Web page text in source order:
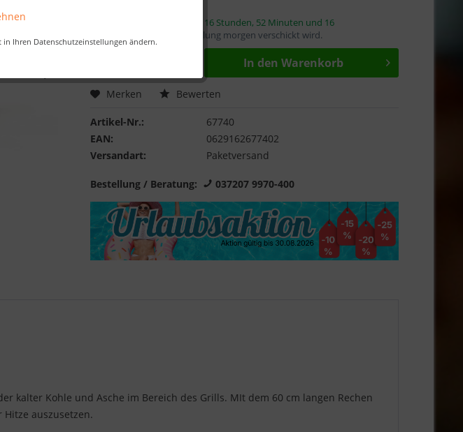
Ihren Datenschutzeinstellungen ändern.
16 Stunden, 52 Minuten und 16
, damit die Bestellung morgen verschickt wird.
In den Warenkorb
Merken Bewerten
Artikel-Nr.:
67740
EAN:
0629162677402
Versandart:
Paketversand
Bestellung / Beratung: 037207 9970-400
kalter Kohle und Asche im Bereich des Grills. MIt dem 60 cm langen Rechen
auszusetzen.